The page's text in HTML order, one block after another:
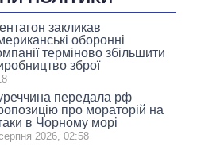
закликав
оборонні
терміново збільшити
зброї
передала рф
про мораторій на
в Чорному морі
2026, 02:58